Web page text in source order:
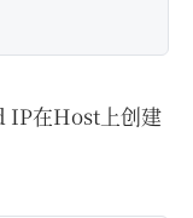
IP在Host上创建